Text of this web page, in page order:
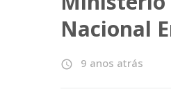
Nacional
access_time 9 anos atrás